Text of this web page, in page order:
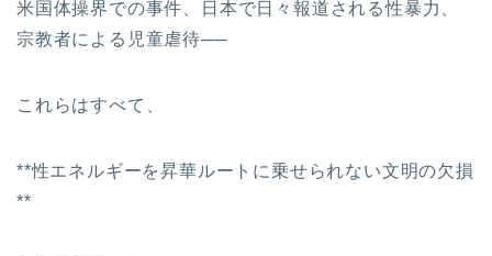
米国体操界での事件、日本で日々報道される性暴力、
宗教者による児童虐待──
これらはすべて、
**性エネルギーを昇華ルートに乗せられない文明の欠損
**